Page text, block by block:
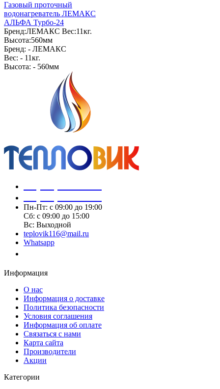
Газовый проточный
водонагреватель ЛЕМАКС
АЛЬФА Турбо-24
Бренд:ЛЕМАКС Вес:11кг.
Высота:560мм
Бренд: - ЛЕМАКС
Вес: - 11кг.
Высота: - 560мм
Пн-Пт: с 09:00 до 19:00
Сб: с 09:00 до 15:00
Вс: Выходной
teplovik116@mail.ru
Whatsapp
Информация
О нас
Информация о доставке
Политика безопасности
Условия соглашения
Информация об оплате
Связаться с нами
Карта сайта
Производители
Акции
Категории